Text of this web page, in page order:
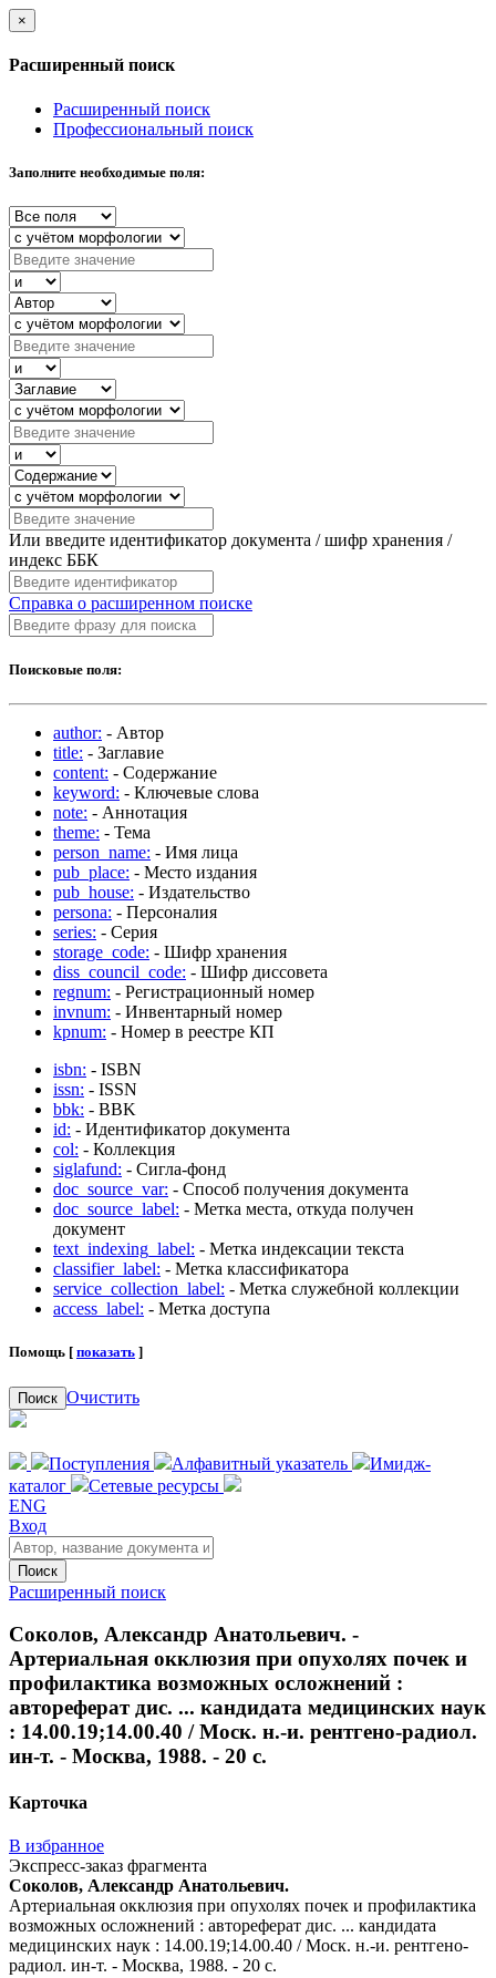
×
Расширенный поиск
Расширенный поиск
Профессиональный поиск
Заполните необходимые поля:
Или введите идентификатор документа / шифр хранения /
индекс ББК
Справка о расширенном поиске
Поисковые поля:
author: - Автор
title: - Заглавие
content: - Содержание
keyword: - Ключевые слова
note: - Аннотация
theme: - Тема
person_name: - Имя лица
pub_place: - Место издания
pub_house: - Издательство
persona: - Персоналия
series: - Серия
storage_code: - Шифр хранения
diss_council_code: - Шифр диссовета
regnum: - Регистрационный номер
invnum: - Инвентарный номер
kpnum: - Номер в реестре КП
isbn: - ISBN
issn: - ISSN
bbk: - BBK
id: - Идентификатор документа
col: - Коллекция
siglafund: - Сигла-фонд
doc_source_var: - Способ получения документа
doc_source_label: - Метка места, откуда получен
документ
text_indexing_label: - Метка индексации текста
classifier_label: - Метка классификатора
service_collection_label: - Метка служебной коллекции
access_label: - Метка доступа
Помощь [ показать ]
Поиск Очистить
Поступления Алфавитный указатель
Имидж-
каталог
Сетевые ресурсы
ENG
Вход
Поиск
Расширенный поиск
Соколов, Александр Анатольевич. -
Артериальная окклюзия при опухолях почек и
профилактика возможных осложнений :
автореферат дис. ... кандидата медицинских наук
: 14.00.19;14.00.40 / Моск. н.-и. рентгено-радиол.
ин-т. - Москва, 1988. - 20 с.
Карточка
В избранное
Экспресс-заказ фрагмента
Соколов, Александр Анатольевич.
Артериальная окклюзия при опухолях почек и профилактика
возможных осложнений : автореферат дис. ... кандидата
медицинских наук : 14.00.19;14.00.40 / Моск. н.-и. рентгено-
радиол. ин-т. - Москва, 1988. - 20 с.